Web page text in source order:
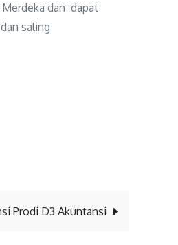
dan dapat
saling
Prodi D3 Akuntansi